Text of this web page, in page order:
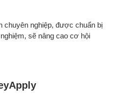
chuyên nghiệp, được chuẩn bị
sẽ nâng cao cơ hội